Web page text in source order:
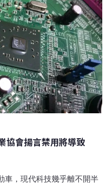
安南區鹿耳門聖母廟2月8日
天清晨6時投入115名人員及
公噸炮屑及垃圾。（中央社
協會揚言禁用將導致
車，現代科技幾乎離不開半